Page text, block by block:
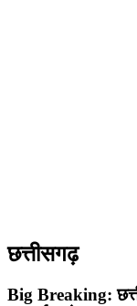
छत्तीसगढ़
Big Breaking: